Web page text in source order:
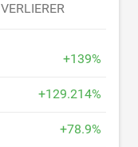
VERLIERER
+139%
+129.214%
+78.9%